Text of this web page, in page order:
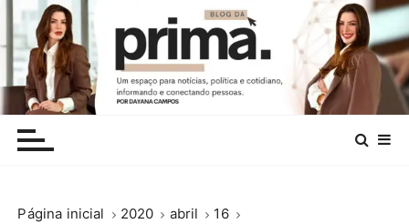
Página inicial 2020 abril
16